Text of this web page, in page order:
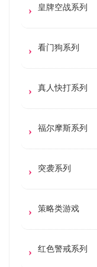
皇牌空战系列
看门狗系列
真人快打系列
福尔摩斯系列
突袭系列
策略类游戏
红色警戒系列